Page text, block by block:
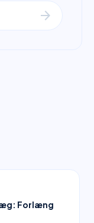
arrow_forward
Forlæng